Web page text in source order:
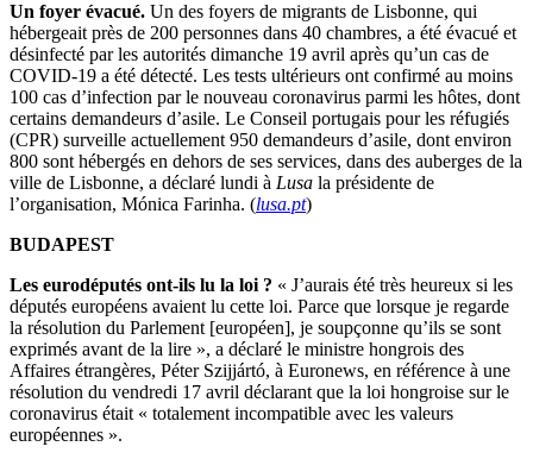
Un foyer évacué. Un des foyers de migrants de Lisbonne, qui
hébergeait près de 200 personnes dans 40 chambres, a été évacué et
désinfecté par les autorités dimanche 19 avril après qu’un cas de
COVID-19 a été détecté. Les tests ultérieurs ont confirmé au moins
100 cas d’infection par le nouveau coronavirus parmi les hôtes, dont
certains demandeurs d’asile. Le Conseil portugais pour les réfugiés
(CPR) surveille actuellement 950 demandeurs d’asile, dont environ
800 sont hébergés en dehors de ses services, dans des auberges de la
ville de Lisbonne, a déclaré lundi à Lusa la présidente de
l’organisation, Mónica Farinha. (lusa.pt)
BUDAPEST
Les eurodéputés ont-ils lu la loi ? « J’aurais été très heureux si les
députés européens avaient lu cette loi. Parce que lorsque je regarde
la résolution du Parlement [européen], je soupçonne qu’ils se sont
exprimés avant de la lire », a déclaré le ministre hongrois des
Affaires étrangères, Péter Szijjártó, à Euronews, en référence à une
résolution du vendredi 17 avril déclarant que la loi hongroise sur le
coronavirus était « totalement incompatible avec les valeurs
européennes ».